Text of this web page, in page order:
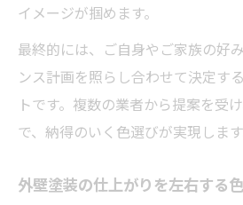
イメージが掴めます。
最終的には、ご自身やご家族の好
ンス計画を照らし合わせて決定す
トです。複数の業者から提案を受
で、納得のいく色選びが実現します
外壁塗装の仕上がりを左右する